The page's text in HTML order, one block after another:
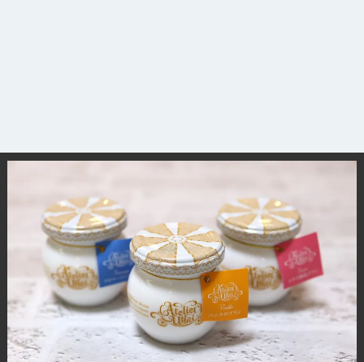
観光ガイド